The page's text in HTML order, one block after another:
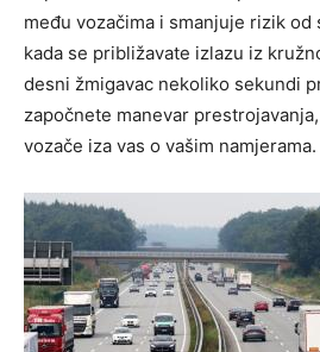
među vozačima i smanjuje rizik od
kada se približavate izlazu iz
desni žmigavac nekoliko sekundi
započnete manevar
vozače iza vas o vašim namjerama.